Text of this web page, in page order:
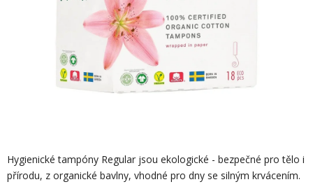
Hygienické tampóny Regular jsou ekologické - bezpečné pro tělo i
přírodu, z organické bavlny, vhodné pro dny se silným krvácením.